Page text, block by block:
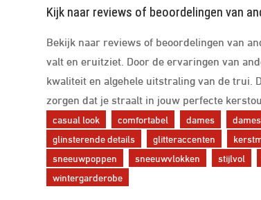
Kijk naar reviews of beoordelingen van
Bekijk naar reviews of beoordelingen van
valt en eruitziet. Door de ervaringen van
kwaliteit en algehele uitstraling van de trui.
zorgen dat je straalt in jouw perfecte
casual look comfortabel dames
glinsterende details
glitteraccenten
sneeuwpoppen
sneeuwvlokken stijlvol
wintergarderobe